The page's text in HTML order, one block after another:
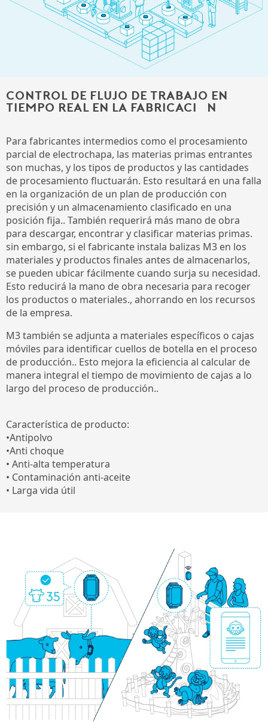
Control de flujo de trabajo en
tiempo real en la fabricación
Para fabricantes intermedios como el procesamiento
parcial de electrochapa, las materias primas entrantes
son muchas, y los tipos de productos y las cantidades
de procesamiento fluctuarán. Esto resultará en una falla
en la organización de un plan de producción con
precisión y un almacenamiento clasificado en una
posición fija.. También requerirá más mano de obra
para descargar, encontrar y clasificar materias primas.
sin embargo, si el fabricante instala balizas M3 en los
materiales y productos finales antes de almacenarlos,
se pueden ubicar fácilmente cuando surja su necesidad.
Esto reducirá la mano de obra necesaria para recoger
los productos o materiales., ahorrando en los recursos
de la empresa.
M3 también se adjunta a materiales específicos o cajas
móviles para identificar cuellos de botella en el proceso
de producción.. Esto mejora la eficiencia al calcular de
manera integral el tiempo de movimiento de cajas a lo
largo del proceso de producción..
Característica de producto:
•Antipolvo
•Anti choque
• Anti-alta temperatura
• Contaminación anti-aceite
• Larga vida útil